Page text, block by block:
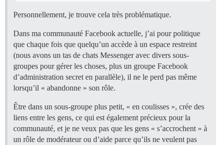
Personnellement, je trouve cela très problématique.
Dans ma communauté Facebook actuelle, j’ai pour politique
que chaque fois que quelqu’un accède à un espace restreint
(nous avons un tas de chats Messenger avec divers sous-
groupes pour gérer les choses, plus un groupe Facebook
d’administration secret en parallèle), il ne le perd pas même
lorsqu’il « abandonne » son rôle.
Être dans un sous-groupe plus petit, « en coulisses », crée des
liens entre les gens, ce qui est également précieux pour la
communauté, et je ne veux pas que les gens « s’accrochent » à
un rôle de modérateur ou d’aide parce qu’ils ne veulent pas